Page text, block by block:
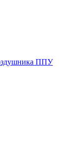
ППУ